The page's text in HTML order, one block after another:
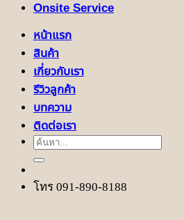
Onsite Service
หน้าแรก
สินค้า
เกี่ยวกับเรา
รีวิวลูกค้า
บทความ
ติดต่อเรา
ค้นหา:
โทร 091-890-8188